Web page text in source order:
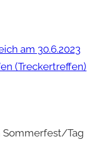
am 30.6.2023
(Treckertreffen)
Sommerfest/Tag